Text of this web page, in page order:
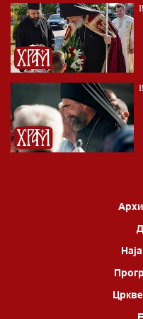
02.30 Бит – емисија
03.03 Фолклор магазин
04.00 Врлинослов
05.00 Питања и одговори
06.00 Црквена